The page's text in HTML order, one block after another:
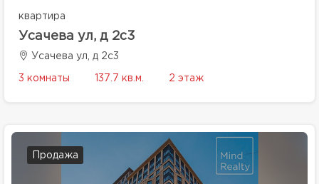
квартира
Усачева ул, д 2с3
Усачева ул, д 2с3
3 комнаты 137.7 кв.м. 2 этаж
Продажа